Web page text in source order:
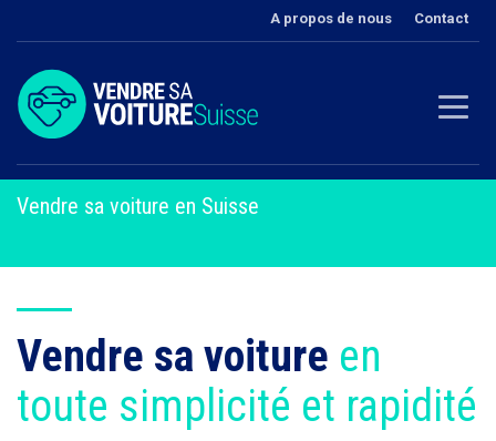
A propos de nous Contact
Vendre sa voiture en Suisse
Vendre sa voiture en
toute simplicité et rapidité